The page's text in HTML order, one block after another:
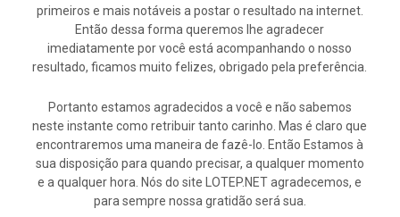
primeiros e mais notáveis a postar o resultado na internet.
Então dessa forma queremos lhe agradecer
imediatamente por você está acompanhando o nosso
resultado, ficamos muito felizes, obrigado pela preferência.
Portanto estamos agradecidos a você e não sabemos
neste instante como retribuir tanto carinho. Mas é claro que
encontraremos uma maneira de fazê-lo. Então Estamos à
sua disposição para quando precisar, a qualquer momento
e a qualquer hora. Nós do site LOTEP.NET agradecemos, e
para sempre nossa gratidão será sua.